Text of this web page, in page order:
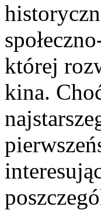
której
kina.